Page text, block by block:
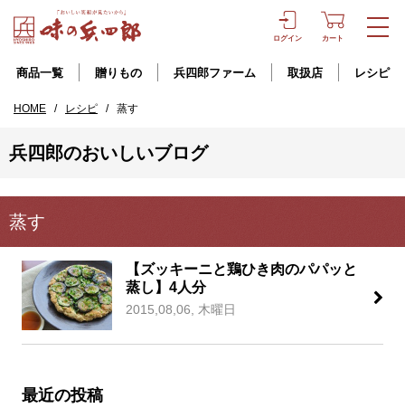
ログイン カート
商品一覧 贈りもの 兵四郎ファーム 取扱店 レシピ
HOME / レシピ / 蒸す
兵四郎のおいしいブログ
蒸す
【ズッキーニと鶏ひき肉のパパッと
蒸し】4人分
2015,08,06, 木曜日
最近の投稿